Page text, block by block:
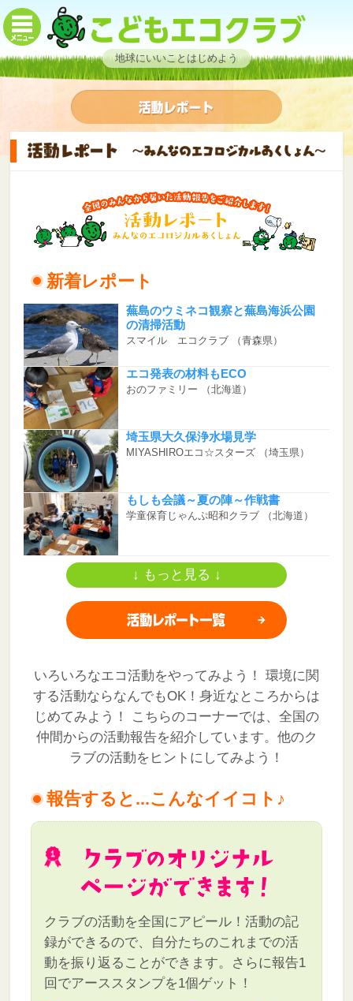
地球にいいことはじめよう
新着レポート
蕪島のウミネコ観察と蕪島海浜公園
の清掃活動
スマイル エコクラブ （青森県）
エコ発表の材料もECO
おのファミリー （北海道）
埼玉県大久保浄水場見学
MIYASHIROエコ☆スターズ （埼玉県）
もしも会議～夏の陣～作戦書
学童保育じゃんぷ昭和クラブ （北海道）
↓ もっと見る ↓
いろいろなエコ活動をやってみよう！
環境に関
する活動ならなんでもOK！身近なところからは
じめてみよう！
こちらのコーナーでは、全国の
仲間からの活動報告を紹介しています。他のク
ラブの活動をヒントにしてみよう！
報告すると...こんなイイコト♪
クラブの活動を全国にアピール！活動の記
録ができるので、自分たちのこれまでの活
動を振り返ることができます。さらに報告1
回でアーススタンプを1個ゲット！